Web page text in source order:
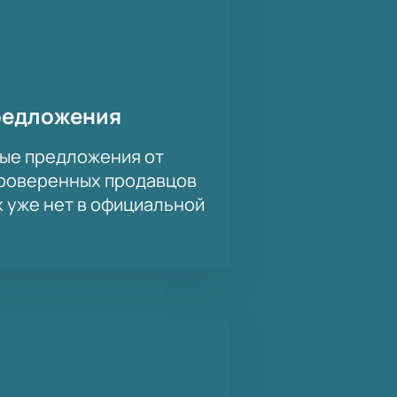
атмосферой. Это идеальная
предложения от
продавцов
нет в официальной